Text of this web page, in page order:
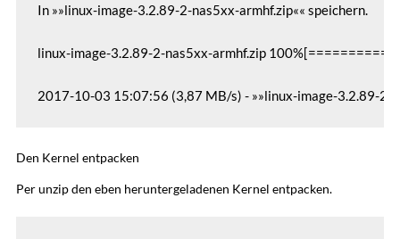
In »»linux-image-3.2.89-2-nas5xx-armhf.zip«« speichern.
linux-image-3.2.89-2-nas5xx-armhf.zip
2017-10-03 15:07:56 (3,87 MB/s) - »»linux-image-3.2.89-
Den Kernel entpacken
Per unzip den eben heruntergeladenen Kernel entpacken.